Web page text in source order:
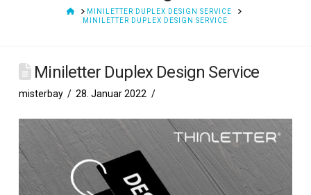
HOMEMINILETTER DUPLEX DESIGN SERVICE
MINILETTER DUPLEX DESIGN SERVICE
Miniletter Duplex Design Service
misterbay 28. Januar 2022